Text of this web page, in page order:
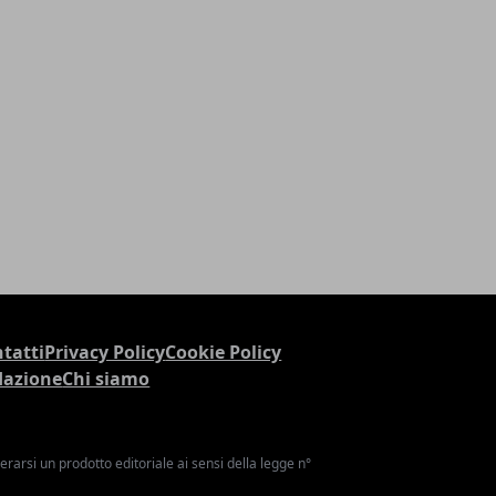
Privacy PolicyCookie Policy
Chi siamo
un prodotto editoriale ai sensi della legge n°